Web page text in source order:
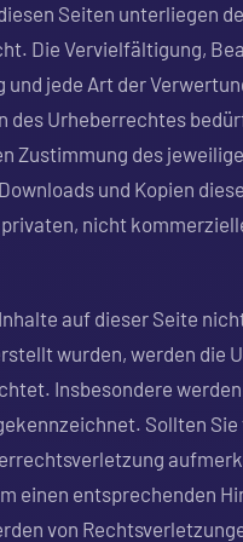
Seiten unterliegen
Die Vervielfältigung,
und jede Art der
des Urheberrechtes
Zustimmung des
und Kopien
nicht
auf dieser Seite
wurden, werden die
Insbesondere
Sollten
einen entsprechenden
von